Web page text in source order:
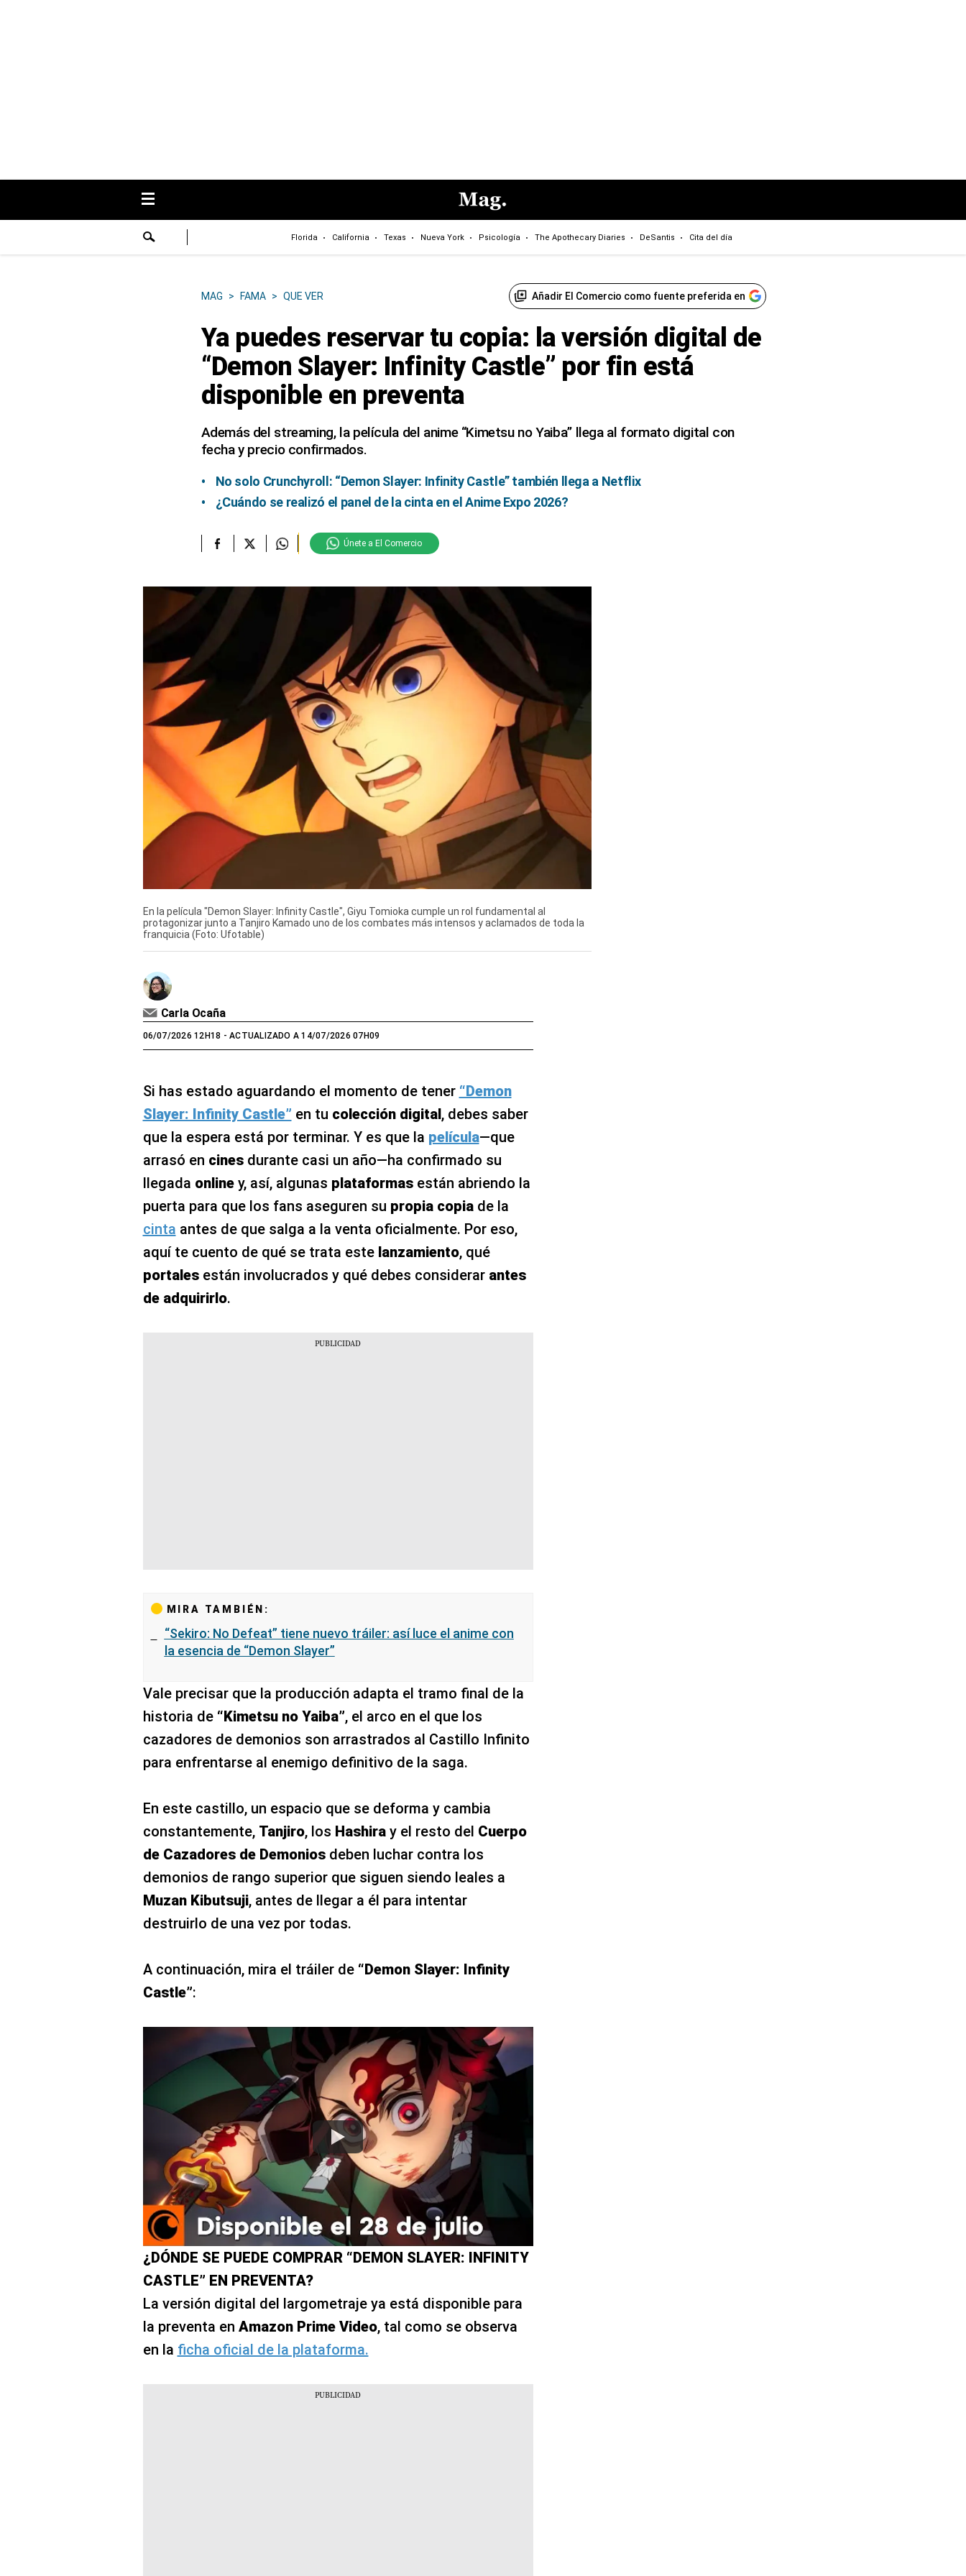
Florida California Texas Nueva York Psicología The Apothecary Diaries DeSantis Cita del día
MAG > FAMA > QUE VER Añadir El Comercio como fuente preferida en
Ya puedes reservar tu copia: la versión digital de
“Demon Slayer: Infinity Castle” por fin está
disponible en preventa
Además del streaming, la película del anime “Kimetsu no Yaiba” llega al formato digital con
fecha y precio confirmados.
No solo Crunchyroll: “Demon Slayer: Infinity Castle” también llega a Netflix
¿Cuándo se realizó el panel de la cinta en el Anime Expo 2026?
Únete a El Comercio
En la película "Demon Slayer: Infinity Castle", Giyu Tomioka cumple un rol fundamental al
protagonizar junto a Tanjiro Kamado uno de los combates más intensos y aclamados de toda la
franquicia (Foto: Ufotable)
Carla Ocaña
06/07/2026 12H18 - ACTUALIZADO A 14/07/2026 07H09
Si has estado aguardando el momento de tener “Demon
Slayer: Infinity Castle” en tu colección digital, debes saber
que la espera está por terminar. Y es que la película—que
arrasó en cines durante casi un año—ha confirmado su
llegada online y, así, algunas plataformas están abriendo la
puerta para que los fans aseguren su propia copia de la
cinta antes de que salga a la venta oficialmente. Por eso,
aquí te cuento de qué se trata este lanzamiento, qué
portales están involucrados y qué debes considerar antes
de adquirirlo.
MIRA TAMBIÉN:
“Sekiro: No Defeat” tiene nuevo tráiler: así luce el anime con
la esencia de “Demon Slayer”
Vale precisar que la producción adapta el tramo final de la
historia de “Kimetsu no Yaiba”, el arco en el que los
cazadores de demonios son arrastrados al Castillo Infinito
para enfrentarse al enemigo definitivo de la saga.
En este castillo, un espacio que se deforma y cambia
constantemente, Tanjiro, los Hashira y el resto del Cuerpo
de Cazadores de Demonios deben luchar contra los
demonios de rango superior que siguen siendo leales a
Muzan Kibutsuji, antes de llegar a él para intentar
destruirlo de una vez por todas.
A continuación, mira el tráiler de “Demon Slayer: Infinity
Castle”:
¿DÓNDE SE PUEDE COMPRAR “DEMON SLAYER: INFINITY
CASTLE” EN PREVENTA?
La versión digital del largometraje ya está disponible para
la preventa en Amazon Prime Video, tal como se observa
en la ficha oficial de la plataforma.